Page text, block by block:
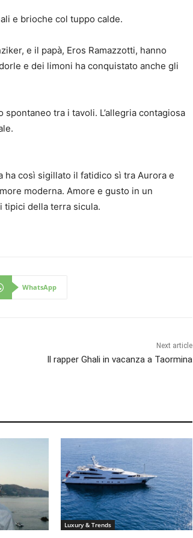
e brioche col tuppo calde.
e il papà, Eros Ramazzotti, hanno
e dei limoni ha conquistato anche gli
tra i tavoli. L’allegria contagiosa
così sigillato il fatidico sì tra Aurora e
moderna. Amore e gusto in un
tipici della terra sicula.
WhatsApp
Next article
Il rapper Ghali in vacanza a Taormina
Luxury & Trends